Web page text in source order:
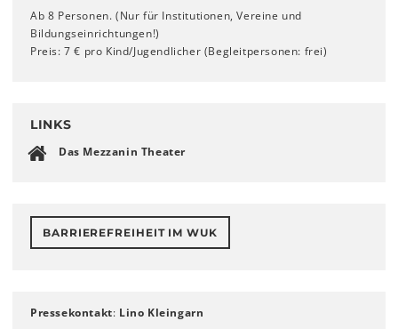
Ab 8 Personen. (Nur für Institutionen, Vereine und
Bildungseinrichtungen!)
Preis: 7 € pro Kind/Jugendlicher (Begleitpersonen: frei)
LINKS
Das Mezzanin Theater
BARRIEREFREIHEIT IM WUK
Pressekontakt: Lino Kleingarn